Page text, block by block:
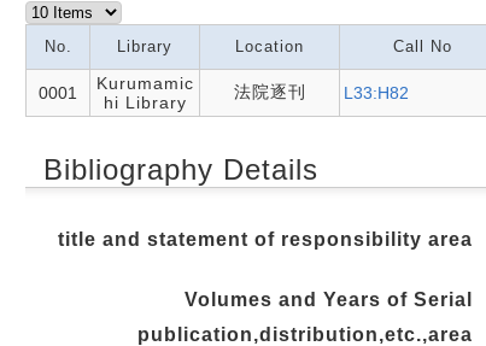
No. Library Location Call No
0001
Kurumamic
hi Library
法院逐刊 L33:H82
Bibliography Details
title and statement of responsibility area
Volumes and Years of Serial
publication,distribution,etc.,area